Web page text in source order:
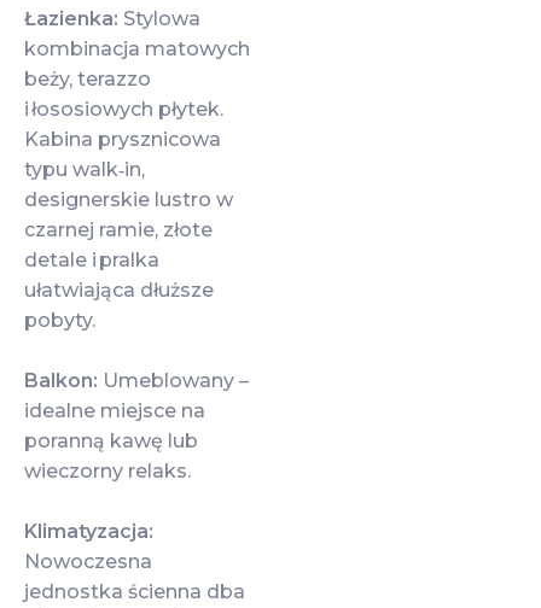
Łazienka: Stylowa
kombinacja matowych
beży, terazzo
i łososiowych płytek.
Kabina prysznicowa
typu walk‑in,
designerskie lustro w
czarnej ramie, złote
detale i pralka
ułatwiająca dłuższe
pobyty.
Balkon: Umeblowany –
idealne miejsce na
poranną kawę lub
wieczorny relaks.
Klimatyzacja:
Nowoczesna
jednostka ścienna dba